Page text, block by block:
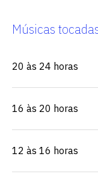
Músicas
20 às 24 horas
16 às 20 horas
12 às 16 horas